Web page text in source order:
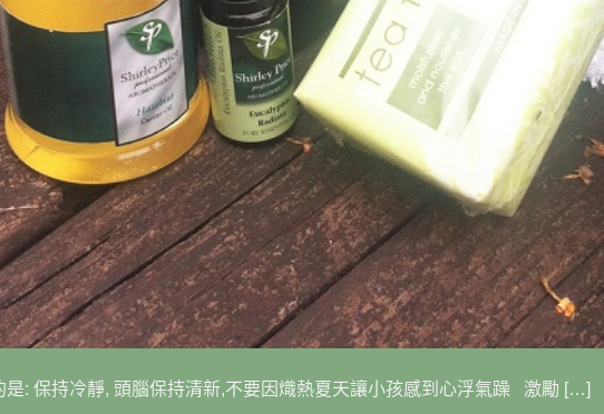
是: 保持冷靜, 頭腦保持清新,不要因熾熱夏天讓小孩感到心浮氣躁 激勵 […]